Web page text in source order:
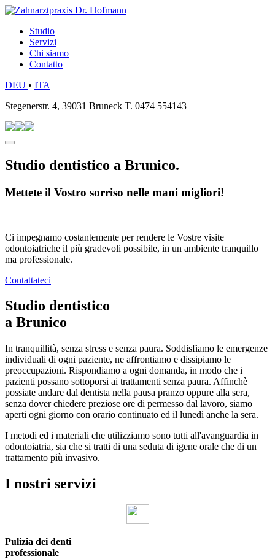
Studio
Servizi
Chi siamo
Contatto
DEU • ITA
Stegenerstr. 4, 39031 Bruneck T. 0474 554143
Studio dentistico a Brunico.
Mettete il Vostro sorriso nelle mani migliori!
Ci impegnamo costantemente per rendere le Vostre visite
odontoiatriche il più gradevoli possibile, in un ambiente tranquillo
ma professionale.
Contattateci
Studio dentistico
a Brunico
In tranquillità, senza stress e senza paura. Soddisfiamo le emergenze
individuali di ogni paziente, ne affrontiamo e dissipiamo le
preoccupazioni. Rispondiamo a ogni domanda, in modo che i
pazienti possano sottoporsi ai trattamenti senza paura. Affinchè
possiate andare dal dentista nella pausa pranzo oppure alla sera,
senza dover chiedere preziose ore di permesso dal lavoro, siamo
aperti ogni giorno con orario continuato ed il lunedì anche la sera.
I metodi ed i materiali che utilizziamo sono tutti all'avanguardia in
odontoiatria, sia che si tratti di una seduta di igene orale che di un
trattamento più invasivo.
I nostri servizi
Pulizia dei denti
professionale